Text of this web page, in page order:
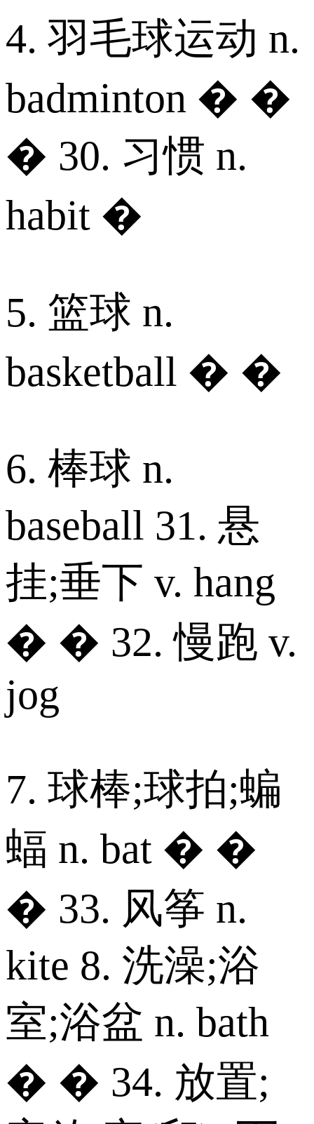
4. 羽毛球运动 n.
badminton � �
� 30. 习惯 n.
habit �
5. 篮球 n.
basketball � �
6. 棒球 n.
baseball 31. 悬
挂;垂下 v. hang
� � 32. 慢跑 v.
jog
7. 球棒;球拍;蝙
蝠 n. bat � �
� 33. 风筝 n.
kite 8. 洗澡;浴
室;浴盆 n. bath
� � 34. 放置;